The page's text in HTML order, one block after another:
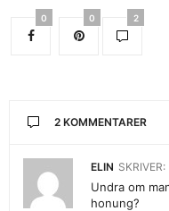
0 0 2
2 KOMMENTARER
ELIN SKRIVER:
Undra om
honung?